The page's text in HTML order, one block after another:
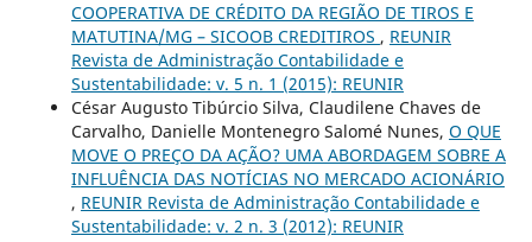
COOPERATIVA DE CRÉDITO DA REGIÃO DE TIROS E
MATUTINA/MG – SICOOB CREDITIROS , REUNIR
Revista de Administração Contabilidade e
Sustentabilidade: v. 5 n. 1 (2015): REUNIR
César Augusto Tibúrcio Silva, Claudilene Chaves de
Carvalho, Danielle Montenegro Salomé Nunes, O QUE
MOVE O PREÇO DA AÇÃO? UMA ABORDAGEM SOBRE A
INFLUÊNCIA DAS NOTÍCIAS NO MERCADO ACIONÁRIO
, REUNIR Revista de Administração Contabilidade e
Sustentabilidade: v. 2 n. 3 (2012): REUNIR